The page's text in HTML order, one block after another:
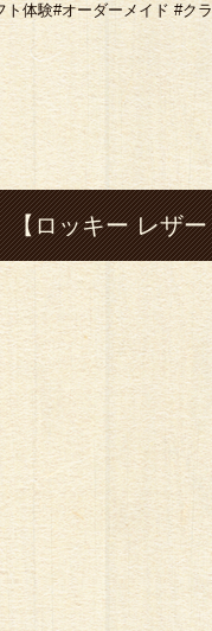
体験#オーダーメイド #ク
ロッキー レザー
ロッキー レザ
#leather#レザー
#バッグ#ハーレ
クラフト体験#オ